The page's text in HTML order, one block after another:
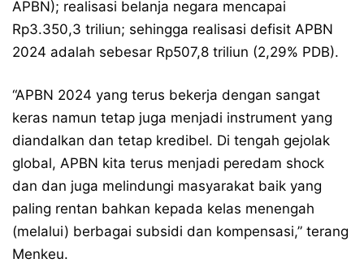
APBN); realisasi belanja negara mencapai
Rp3.350,3 triliun; sehingga realisasi defisit APBN
2024 adalah sebesar Rp507,8 triliun (2,29% PDB).
“APBN 2024 yang terus bekerja dengan sangat
keras namun tetap juga menjadi instrument yang
diandalkan dan tetap kredibel. Di tengah gejolak
global, APBN kita terus menjadi peredam shock
dan dan juga melindungi masyarakat baik yang
paling rentan bahkan kepada kelas menengah
(melalui) berbagai subsidi dan kompensasi,” terang
Menkeu.